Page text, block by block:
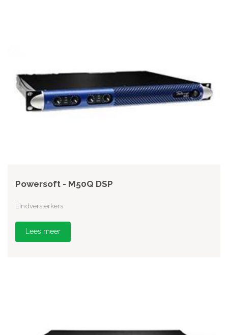
Powersoft - M50Q DSP
Eindversterkers
Lees meer